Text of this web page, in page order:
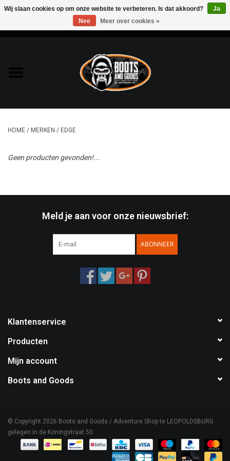
Bags & Packs
Bescherming
Messen & Multitools
Boots and Goods Blog !
HOME / MERKEN / EDGE
Geen producten gevonden!...
Meld je aan voor onze nieuwsbrief:
ABONNEER
Klantenservice
Producten
Mijn account
Boots and Goods
© Copyright 2026 Boots and Goods / Adventure Shop te LEOPOLDSBURG
gelegen in de Koningstraat 50
Wij slaan cookies op om onze website te verbeteren. Is dat akkoord?
Ja
Nee
Meer over cookies »